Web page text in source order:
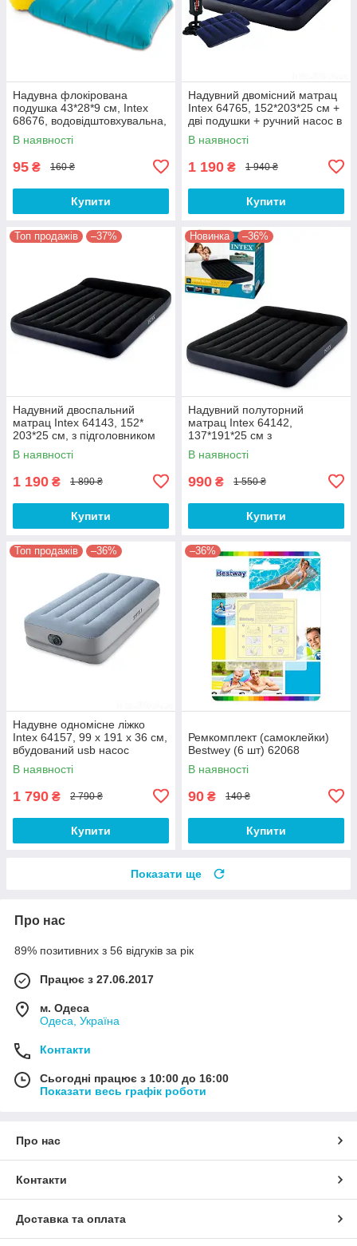
Надувна флокірована
подушка 43*28*9 см, Intex
68676, водовідштовхувальна,
3 кольори
В наявності
95 ₴ 160 ₴
Купити
Надувний двомісний матрац
Intex 64765, 152*203*25 см +
дві подушки + ручний насос в
подарунок
В наявності
1 190 ₴ 1 940 ₴
Купити
Топ продажів –37%
Надувний двоспальний
матрац Intex 64143, 152*
203*25 см, з підголовником
В наявності
1 190 ₴ 1 890 ₴
Купити
Новинка –36%
Надувний полуторний
матрац Intex 64142,
137*191*25 см з
підголовником
В наявності
990 ₴ 1 550 ₴
Купити
Топ продажів –36%
Надувне одномісне ліжко
Intex 64157, 99 х 191 х 36 см,
вбудований usb насос
В наявності
1 790 ₴ 2 790 ₴
Купити
–36%
Ремкомплект (самоклейки)
Bestwey (6 шт) 62068
В наявності
90 ₴ 140 ₴
Купити
Показати ще
Про нас
89% позитивних з 56 відгуків за рік
Працює з 27.06.2017
м. Одеса
Одеса, Україна
Контакти
Сьогодні працює з 10:00 до 16:00
Показати весь графік роботи
Про нас
Контакти
Доставка та оплата